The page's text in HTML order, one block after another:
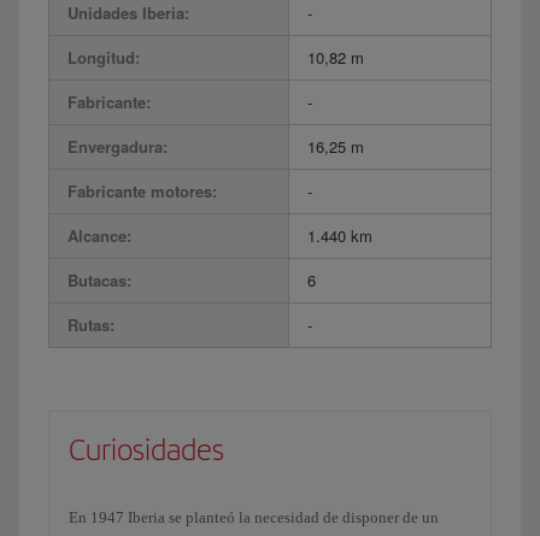
Unidades Iberia:
-
Longitud:
10,82 m
Fabricante:
-
Envergadura:
16,25 m
Fabricante motores:
-
Alcance:
1.440 km
Butacas:
6
Rutas:
-
Curiosidades
En 1947 Iberia se planteó la necesidad de disponer de un